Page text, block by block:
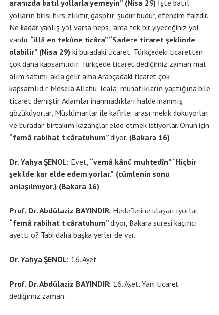
aranızda batıl yollarla yemeyin” (Nisa 29) İşte batıl
yolların birisi hırsızlıktır, gasptır, şudur budur, efendim faizdir.
Ne kadar yanlış yol varsa hepsi, ama tek bir yiyeceğiniz yol
vardır “illâ en tekûne ticâra” “Sadece ticaret şeklinde
olabilir” (Nisa 29) ki buradaki ticaret, Türkçedeki ticaretten
çok daha kapsamlıdır. Türkçede ticaret dediğimiz zaman mal
alım satımı akla gelir ama Arapçadaki ticaret çok
kapsamlıdır. Mesela Allahu Teala, münafıkların yaptığına bile
ticaret demiştir. Adamlar inanmadıkları halde inanmış
gözüküyorlar, Müslümanlar ile kafirler arası mekik dokuyorlar
ve buradan birtakım kazançlar elde etmek istiyorlar. Onun için
“femâ rabihat ticâratuhum” diyor. (Bakara 16)
Dr. Yahya ŞENOL: Evet, “vemâ kânû muhtedîn” “Hiçbir
şekilde kar elde edemiyorlar.” (cümlenin sonu
anlaşılmıyor.) (Bakara 16)
Prof. Dr. Abdülaziz BAYINDIR: Hedeflerine ulaşamıyorlar,
“femâ rabihat ticâratuhum” diyor, Bakara suresi kaçıncı
ayetti o? Tabi daha başka yerler de var.
Dr. Yahya ŞENOL: 16. Ayet
Prof. Dr. Abdülaziz BAYINDIR: 16. Ayet. Yani ticaret
dediğimiz zaman.